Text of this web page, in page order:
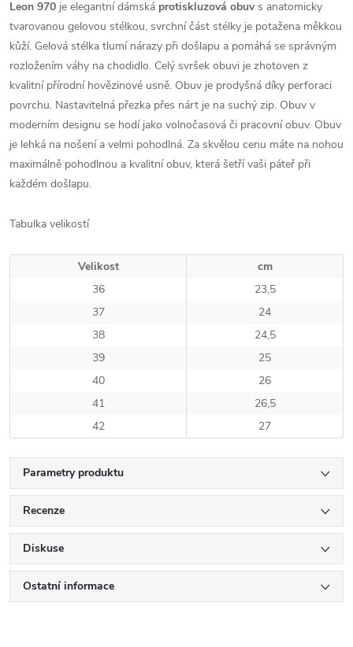
Leon 970 je elegantní dámská protiskluzová obuv s anatomicky
tvarovanou gelovou stélkou, svrchní část stélky je potažena měkkou
kůží. Gelová stélka tlumí nárazy při došlapu a pomáhá se správným
rozložením váhy na chodidlo. Celý svršek obuvi je zhotoven z
kvalitní přírodní hovězinové usně. Obuv je prodyšná díky perforaci
povrchu. Nastavitelná přezka přes nárt je na suchý zip. Obuv v
moderním designu se hodí jako volnočasová či pracovní obuv. Obuv
je lehká na nošení a velmi pohodlná. Za skvělou cenu máte na nohou
maximálně pohodlnou a kvalitní obuv, která šetří vaši páteř při
každém došlapu.
Tabulka velikostí
Velikost
cm
36
23,5
37
24
38
24,5
39
25
40
26
41
26,5
42
27
Parametry produktu
Recenze
Diskuse
Ostatní informace